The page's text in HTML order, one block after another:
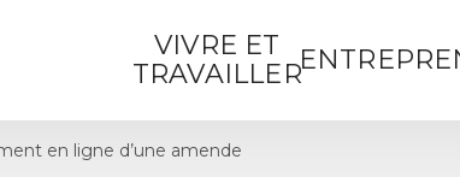
VIVRE ET
TRAVAILLER
en ligne d’une amende